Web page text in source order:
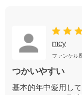
mcy
ファンケル
つかいやすい
基本的年中愛用し